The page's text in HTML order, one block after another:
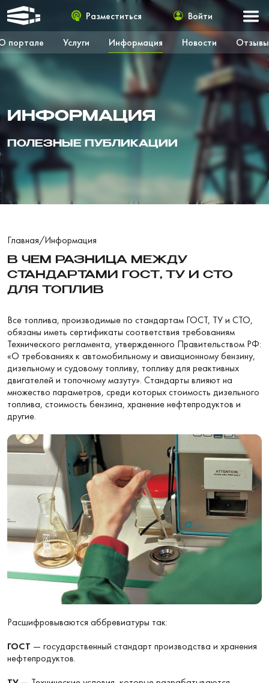
портале Услуги Информация Новости Отзывы
Разместиться Войти
ИНФОРМАЦИЯ
ПОЛЕЗНЫЕ ПУБЛИКАЦИИ
Главная/Информация
В ЧЕМ РАЗНИЦА МЕЖДУ
СТАНДАРТАМИ ГОСТ, ТУ И СТО
ДЛЯ ТОПЛИВ
Все топлива, производимые по стандартам ГОСТ, ТУ и СТО,
обязаны иметь сертификаты соответствия требованиям
Технического регламента, утвержденного Правительством РФ:
«О требованиях к автомобильному и авиационному бензину,
дизельному и судовому топливу, топливу для реактивных
двигателей и топочному мазуту». Стандарты влияют на
множество параметров, среди которых стоимость дизельного
топлива, стоимость бензина, хранение нефтепродуктов и
другие.
Расшифровываются аббревиатуры так:
ГОСТ — государственный стандарт производства и хранения
нефтепродуктов.